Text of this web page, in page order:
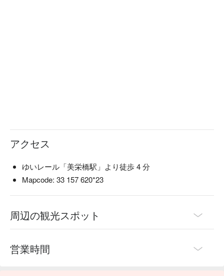
アクセス
ゆいレール「美栄橋駅」より徒歩 4 分
Mapcode: 33 157 620*23
周辺の観光スポット
営業時間